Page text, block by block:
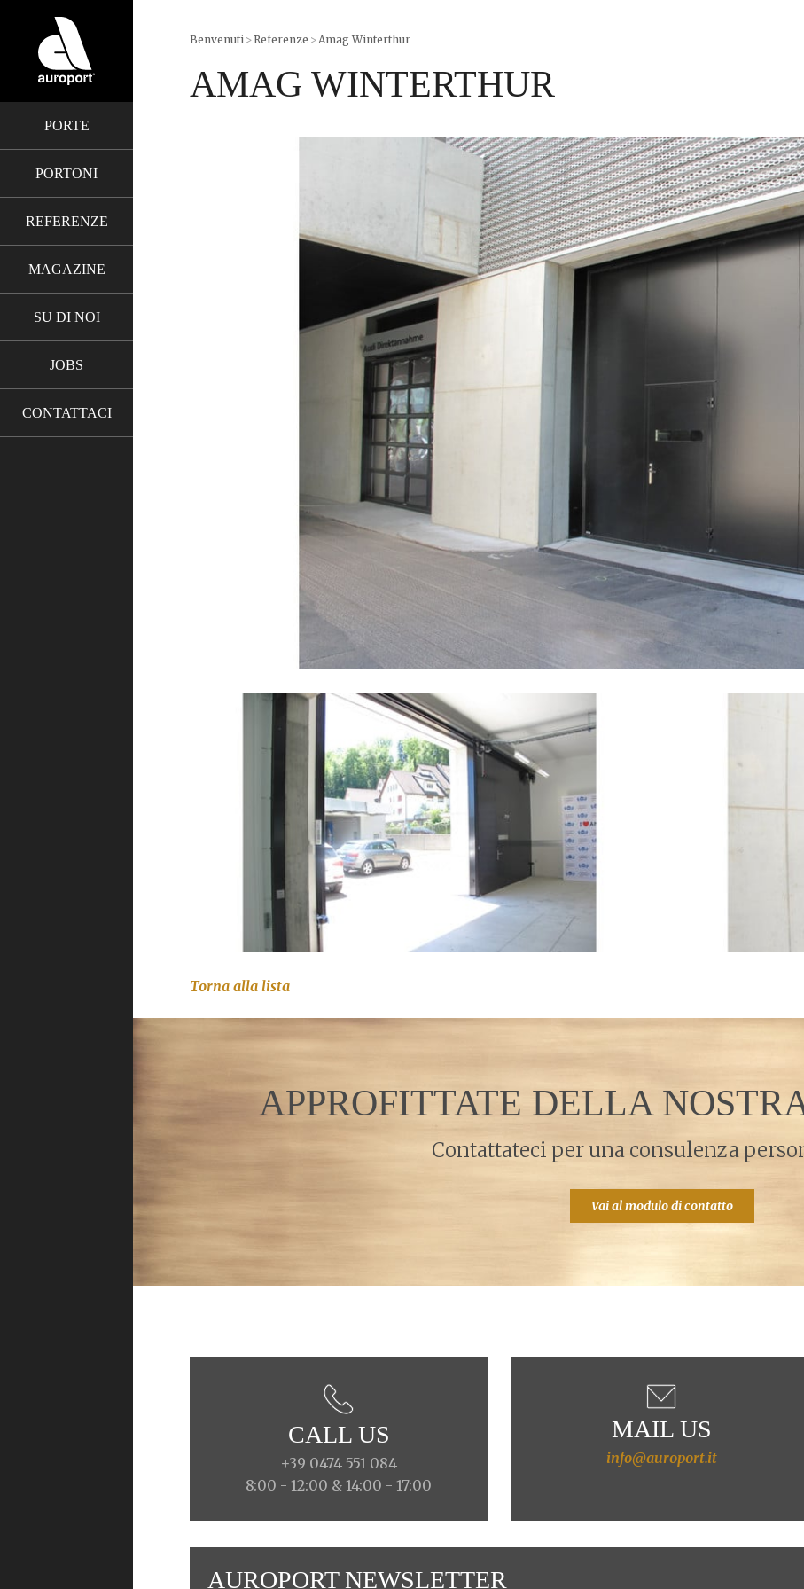
PORTE
PORTONI
REFERENZE
MAGAZINE
SU DI NOI
JOBS
CONTATTACI
Benvenuti >Referenze >Amag Winterthur
AMAG WINTERTHUR
Torna alla lista
APPROFITTATE DELLA
Contattateci per una consulenza
Vai al modulo di contatto
CALL US
+39 0474 551 084
8:00 - 12:00 & 14:00 - 17:00
MAIL US
info@auroport.it
AUROPORT NEWSLETTER